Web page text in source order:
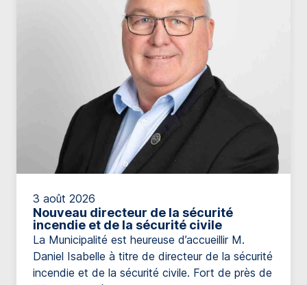
3 août 2026
Nouveau directeur de la sécurité
incendie et de la sécurité civile
La Municipalité est heureuse d’accueillir M.
Daniel Isabelle à titre de directeur de la sécurité
incendie et de la sécurité civile. Fort de près de